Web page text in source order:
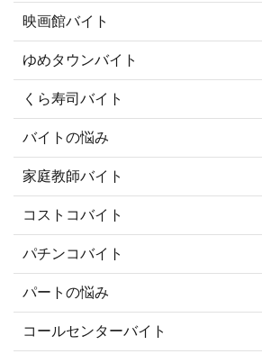
映画館バイト
ゆめタウンバイト
くら寿司バイト
バイトの悩み
家庭教師バイト
コストコバイト
パチンコバイト
パートの悩み
コールセンターバイト